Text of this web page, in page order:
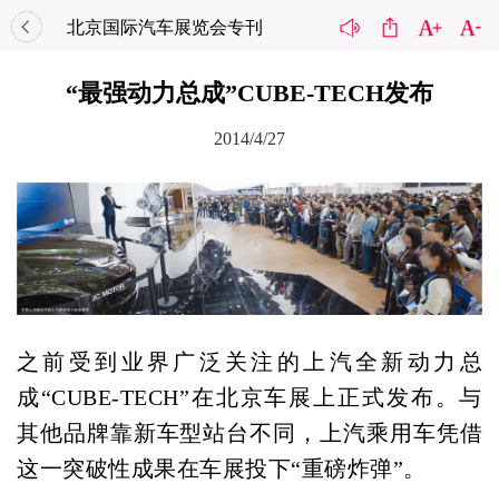
北京国际汽车展览会专刊
“最强动力总成”CUBE-TECH发布
2014/4/27
之前受到业界广泛关注的上汽全新动力总
成“CUBE-TECH”在北京车展上正式发布。与
其他品牌靠新车型站台不同，上汽乘用车凭借
这一突破性成果在车展投下“重磅炸弹”。